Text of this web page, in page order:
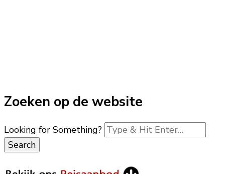
Zoeken op de website
Looking for Something?